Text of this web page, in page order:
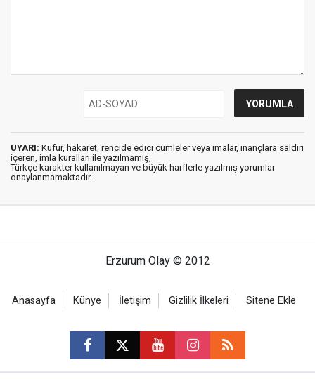
UYARI: Küfür, hakaret, rencide edici cümleler veya imalar, inançlara saldırı
içeren, imla kuralları ile yazılmamış,
Türkçe karakter kullanılmayan ve büyük harflerle yazılmış yorumlar
onaylanmamaktadır.
Erzurum Olay © 2012
Anasayfa Künye İletişim Gizlilik İlkeleri Sitene Ekle